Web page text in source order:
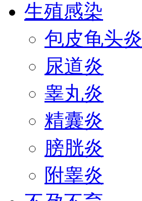
生殖感染
包皮龟头炎
尿道炎
睾丸炎
精囊炎
膀胱炎
附睾炎